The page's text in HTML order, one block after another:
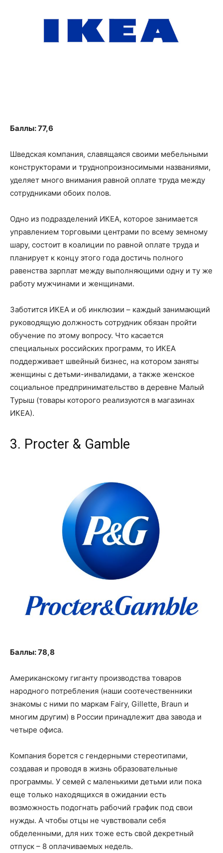
Баллы: 77,6
Шведская компания, славящаяся своими мебельными
конструкторами и труднопроизносимыми названиями,
уделяет много внимания равной оплате труда между
сотрудниками обоих полов.
Одно из подразделений ИКЕА, которое занимается
управлением торговыми центрами по всему земному
шару, состоит в коалиции по равной оплате труда и
планирует к концу этого года достичь полного
равенства зарплат между выполняющими одну и ту же
работу мужчинами и женщинами.
Заботится ИКЕА и об инклюзии – каждый занимающий
руководящую должность сотрудник обязан пройти
обучение по этому вопросу. Что касается
специальных российских программ, то ИКЕА
поддерживает швейный бизнес, на котором заняты
женщины с детьми-инвалидами, а также женское
социальное предпринимательство в деревне Малый
Турыш (товары которого реализуются в магазинах
ИКЕА).
3. Procter & Gamble
Баллы: 78,8
Американскому гиганту производства товаров
народного потребления (наши соотечественники
знакомы с ними по маркам Fairy, Gillette, Braun и
многим другим) в России принадлежит два завода и
четыре офиса.
Компания борется с гендерными стереотипами,
создавая и проводя в жизнь образовательные
программы. У семей с маленькими детьми или пока
еще только находящихся в ожидании есть
возможность подогнать рабочий график под свои
нужды. А чтобы отцы не чувствовали себя
обделенными, для них тоже есть свой декретный
отпуск – 8 оплачиваемых недель.